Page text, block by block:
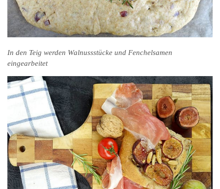
In den Teig werden Walnussstücke und Fenchelsamen
eingearbeitet